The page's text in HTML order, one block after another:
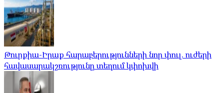
Թուրքիա-Իրաք հարաբերությունների նոր փուլ. ուժերի
հավասարակշռությունը տեղում կփոխվի